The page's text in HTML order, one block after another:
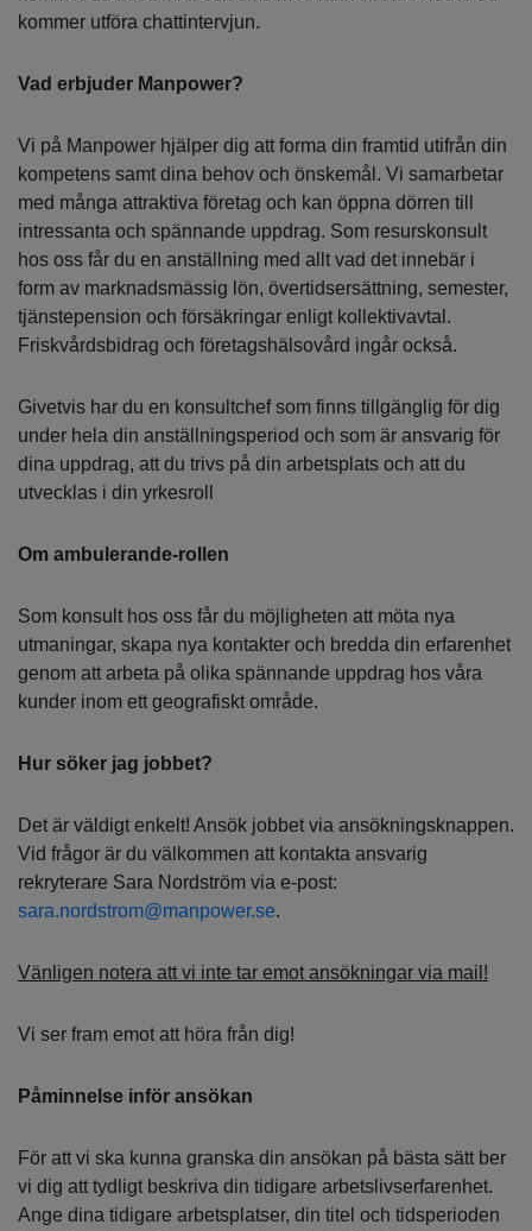
kommer utföra chattintervjun.
Vad erbjuder Manpower?
Vi på Manpower hjälper dig att forma din framtid utifrån din
kompetens samt dina behov och önskemål. Vi samarbetar
med många attraktiva företag och kan öppna dörren till
intressanta och spännande uppdrag. Som resurskonsult
hos oss får du en anställning med allt vad det innebär i
form av marknadsmässig lön, övertidsersättning, semester,
tjänstepension och försäkringar enligt kollektivavtal.
Friskvårdsbidrag och företagshälsovård ingår också.
Givetvis har du en konsultchef som finns tillgänglig för dig
under hela din anställningsperiod och som är ansvarig för
dina uppdrag, att du trivs på din arbetsplats och att du
utvecklas i din yrkesroll
Om ambulerande-rollen
Som konsult hos oss får du möjligheten att möta nya
utmaningar, skapa nya kontakter och bredda din erfarenhet
genom att arbeta på olika spännande uppdrag hos våra
kunder inom ett geografiskt område.
Hur söker jag jobbet?
Det är väldigt enkelt! Ansök jobbet via ansökningsknappen.
Vid frågor är du välkommen att kontakta ansvarig
rekryterare Sara Nordström via e-post:
sara.nordstrom@manpower.se.
Vänligen notera att vi inte tar emot ansökningar via mail!
Vi ser fram emot att höra från dig!
Påminnelse inför ansökan
För att vi ska kunna granska din ansökan på bästa sätt ber
vi dig att tydligt beskriva din tidigare arbetslivserfarenhet.
Ange dina tidigare arbetsplatser, din titel och tidsperioden